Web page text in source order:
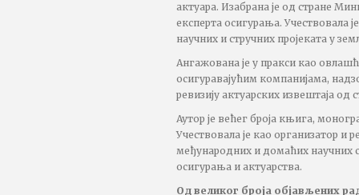
актуара. Изабрана је од стране
експерта осигурања. Учествовала
научних и стручних пројеката у
Ангажована је у пракси као
осигуравајућим компанијама,
ревизију актуарских извештаја од
Аутор је већег броја књига,
Учествовала је као организатор и
међународних и домаћих научних
осигурања и актуарства.
Од великог броја објављених